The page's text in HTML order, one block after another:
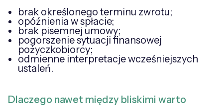
brak określonego terminu zwrotu;
opóźnienia w spłacie;
brak pisemnej umowy;
pogorszenie sytuacji finansowej
pożyczkobiorcy;
odmienne interpretacje wcześniejszych
ustaleń.
Dlaczego nawet między bliskimi warto